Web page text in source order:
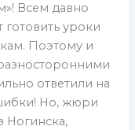
Всем давно
уроки
Поэтому и
ответили на
Но, жюри
Ногинска,